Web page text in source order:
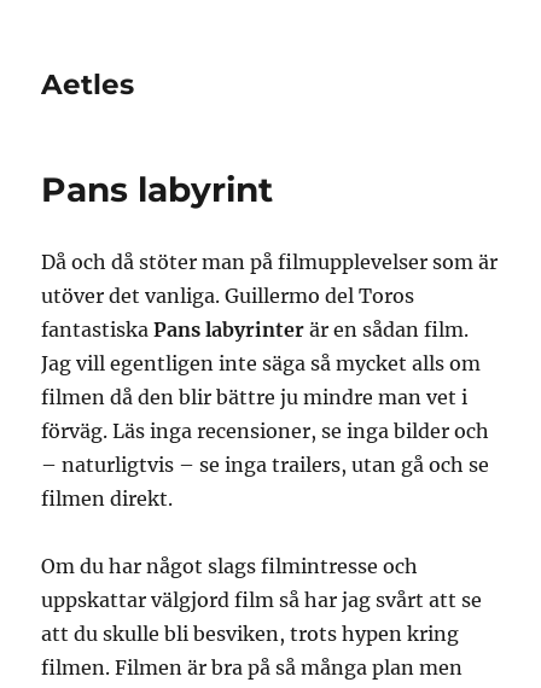
Aetles
Pans labyrint
Då och då stöter man på filmupplevelser som är
utöver det vanliga. Guillermo del Toros
fantastiskaPans labyrinter är en sådan film.
Jag vill egentligen inte säga så mycket alls om
filmen då den blir bättre ju mindre man vet i
förväg. Läs inga recensioner, se inga bilder och
– naturligtvis – se inga trailers, utan gå och se
filmen direkt.
Om du har något slags filmintresse och
uppskattar välgjord film så har jag svårt att se
att du skulle bli besviken, trots hypen kring
filmen. Filmen är bra på så många plan men